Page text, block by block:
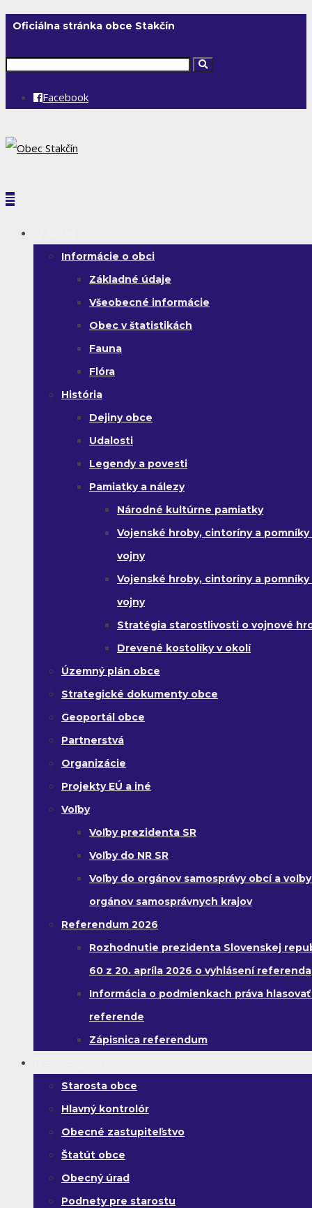
Oficiálna stránka obce Stakčín
Facebook
Informácie o obci
Základné údaje
Všeobecné informácie
Obec v štatistikách
Fauna
Flóra
História
Dejiny obce
Udalosti
Legendy a povesti
Pamiatky a nálezy
Národné kultúrne pamiatky
Vojenské hroby, cintoríny a pomníky
vojny
Vojenské hroby, cintoríny a pomníky
vojny
Stratégia starostlivosti o vojnové
Drevené kostolíky v okolí
Územný plán obce
Strategické dokumenty obce
Geoportál obce
Partnerstvá
Organizácie
Projekty EÚ a iné
Voľby
Voľby prezidenta SR
Voľby do NR SR
Voľby do orgánov samosprávy obcí a
orgánov samosprávnych krajov
Referendum 2026
Rozhodnutie prezidenta Slovenskej
60 z 20. apríla 2026 o vyhlásení referenda
Informácia o podmienkach práva hlasovať
referende
Zápisnica referendum
Starosta obce
Hlavný kontrolór
Obecné zastupiteľstvo
Štatút obce
Obecný úrad
Podnety pre starostu